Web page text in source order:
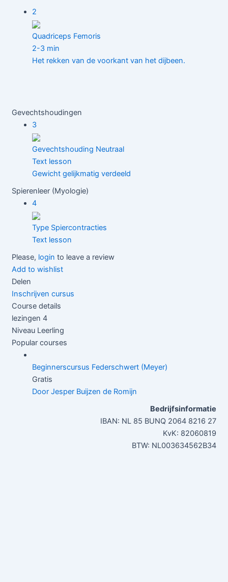
2
Quadriceps Femoris
2-3 min
Het rekken van de voorkant van het dijbeen.
Gevechtshoudingen
3
Gevechtshouding Neutraal
Text lesson
Gewicht gelijkmatig verdeeld
Spierenleer (Myologie)
4
Type Spiercontracties
Text lesson
Please, login to leave a review
Add to wishlist
Delen
Inschrijven cursus
Course details
lezingen 4
Niveau Leerling
Popular courses
Beginnerscursus Federschwert (Meyer)
Gratis
Door Jesper Buijzen de Romijn
Bedrijfsinformatie
IBAN: NL 85 BUNQ 2064 8216 27
KvK: 82060819
BTW: NL003634562B34